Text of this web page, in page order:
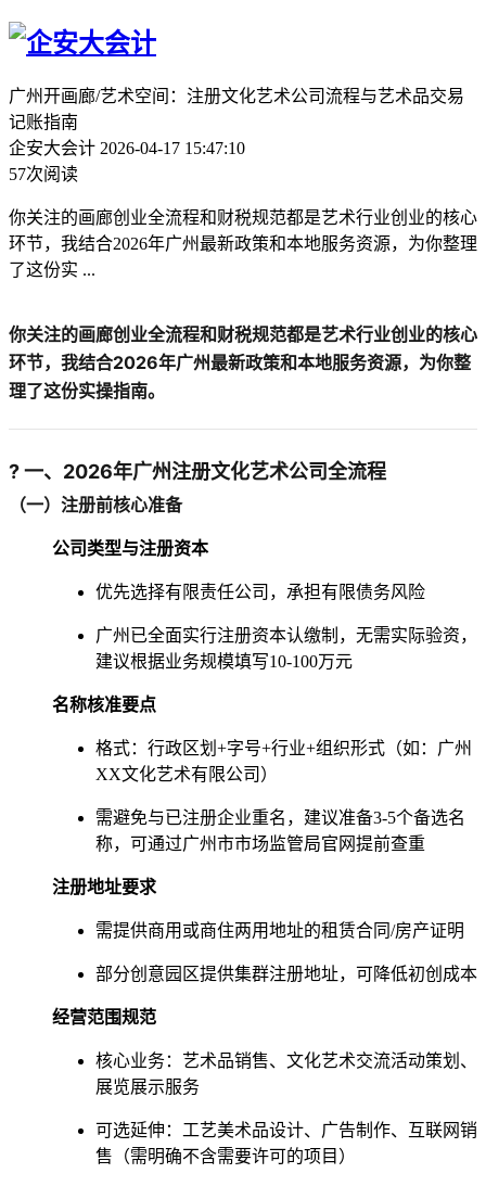
广州开画廊/艺术空间：注册文化艺术公司流程与艺术品交易
记账指南
企安大会计 2026-04-17 15:47:10
57次阅读
你关注的画廊创业全流程和财税规范都是艺术行业创业的核心
环节，我结合2026年广州最新政策和本地服务资源，为你整理
了这份实 ...
你关注的画廊创业全流程和财税规范都是艺术行业创业的核心
环节，我结合2026年广州最新政策和本地服务资源，为你整
理了这份实操指南。
? 一、2026年广州注册文化艺术公司全流程
（一）注册前核心准备
公司类型与注册资本
优先选择有限责任公司，承担有限债务风险
广州已全面实行注册资本认缴制，无需实际验资，
建议根据业务规模填写10-100万元
名称核准要点
格式：行政区划+字号+行业+组织形式（如：广州
XX文化艺术有限公司）
需避免与已注册企业重名，建议准备3-5个备选名
称，可通过广州市市场监管局官网提前查重
注册地址要求
需提供商用或商住两用地址的租赁合同/房产证明
部分创意园区提供集群注册地址，可降低初创成本
经营范围规范
核心业务：艺术品销售、文化艺术交流活动策划、
展览展示服务
可选延伸：工艺美术品设计、广告制作、互联网销
售（需明确不含需要许可的项目）